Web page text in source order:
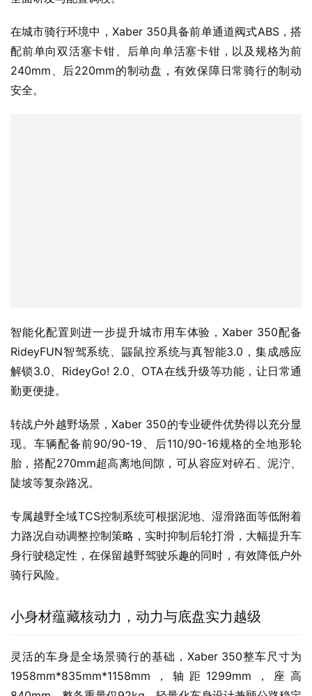
在城市骑行环境中，Xaber 350具备前单通道阀式ABS，搭
配前单向双活塞卡钳、后单向单活塞卡钳，以及规格为前
240mm、后220mm的制动盘，有效保障日常骑行的制动
安全。
智能化配置则进一步提升城市用车体验，Xaber 350配备
RideyFUN智驾系统、鼹鼠控系统与真智能3.0，集成感应
解锁3.0、RideyGo! 2.0、OTA在线升级等功能，让日常通
勤更便捷。
转战户外越野场景，Xaber 350的专业硬件优势得以充分显
胎，搭配270mm超高离地间隙，可从容应对碎石、泥泞、
陡坡等复杂路况。